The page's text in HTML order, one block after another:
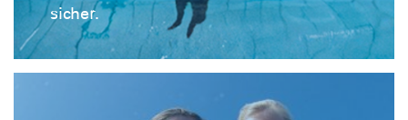
sicher.